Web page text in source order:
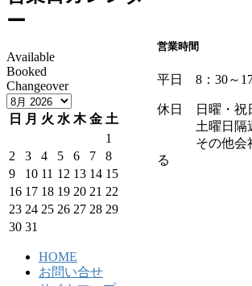
ー
Available
Booked
Changeover
日 月 火 水 木 金 土
1
2
3 4 5 6 7
8
9
10 11 12 13 14 15
16 17 18 19 20 21 22
23 24 25 26 27 28 29
30 31
営業時間
平日 8：30～
休日 日曜・祝
土曜日隔
その他会社
る
HOME
お問い合せ